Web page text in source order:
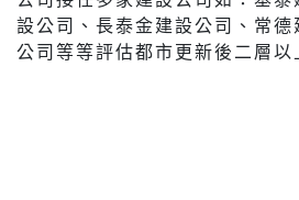
設公司、長泰金建設公司、常
公司等等評估都市更新後二層以